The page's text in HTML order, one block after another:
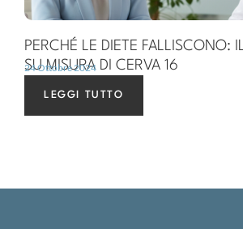
PERCHÉ LE DIETE FALLISCONO:
SU MISURA DI CERVA 16
24 Ottobre 2024
LEGGI TUTTO